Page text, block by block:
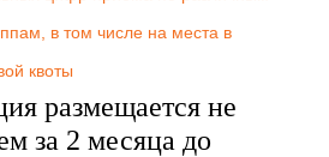
в том числе на места в
квоты
размещается не
за 2 месяца до